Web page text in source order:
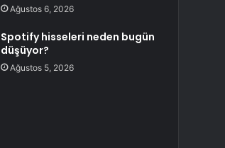
Ağustos 6, 2026
Spotify hisseleri neden bugün
düşüyor?
Ağustos 5, 2026